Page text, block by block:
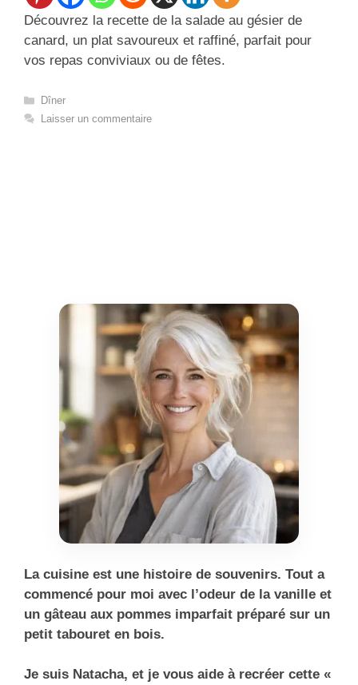
Découvrez la recette de la salade au gésier de
canard, un plat savoureux et raffiné, parfait pour
vos repas conviviaux ou de fêtes.
Catégories
Dîner
Laisser un commentaire
La cuisine est une histoire de souvenirs. Tout a
commencé pour moi avec l’odeur de la vanille et
un gâteau aux pommes imparfait préparé sur un
petit tabouret en bois.
Je suis Natacha, et je vous aide à recréer cette «